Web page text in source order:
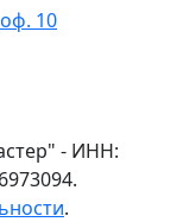
10
- ИНН:
.